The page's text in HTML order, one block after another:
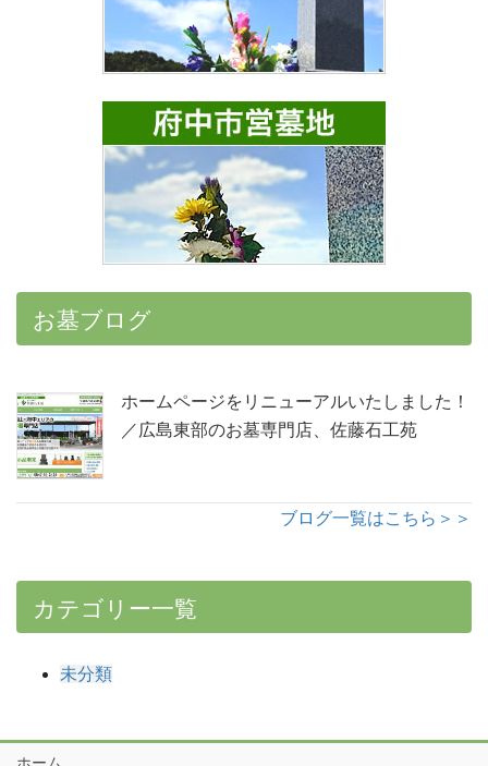
お墓ブログ
ホームページをリニューアルいたしました！
／広島東部のお墓専門店、佐藤石工苑
ブログ一覧はこちら＞＞
カテゴリー一覧
未分類